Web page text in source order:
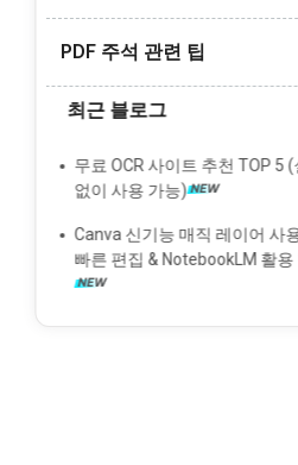
한글 PDF 변환 방법
한글 PDF 변환 오류 해결
딥시크 DeepSeek AI OCR 리뷰
여러 PDF 한번에 인쇄
PDF 소책자 양면 인쇄 하는 법
PDF 주석 관련 팁
PDF에 주석/댓글 추가
PDF에 메모 추가
PDF 형광펜 안될 때 해결법
PDF 서명 넣기 방법
최근 블로그
무료 OCR 사이트 추천 TOP 5 (
없이 사용 가능)
Canva 신기능 매직 레이어 사
빠른 편집 & NotebookLM 활용